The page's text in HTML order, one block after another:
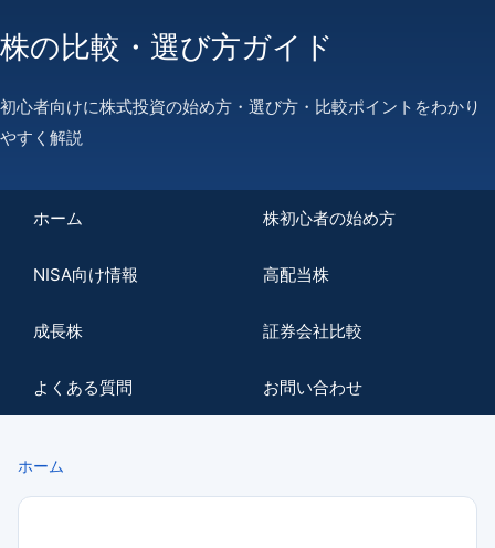
株の比較・選び方ガイド
初心者向けに株式投資の始め方・選び方・比較ポイントをわかり
やすく解説
ホーム 株初心者の始め方
NISA向け情報 高配当株
成長株 証券会社比較
よくある質問 お問い合わせ
ホーム